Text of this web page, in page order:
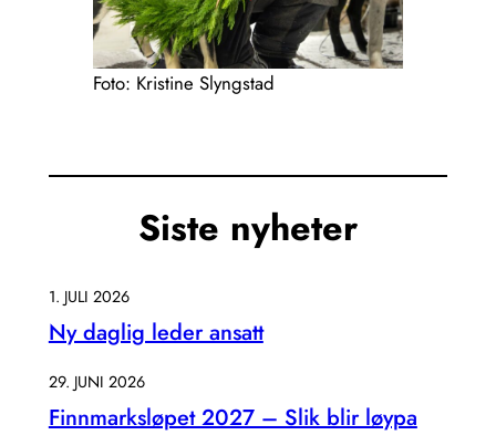
Foto: Kristine Slyngstad
Siste nyheter
1. JULI 2026
Ny daglig leder ansatt
29. JUNI 2026
Finnmarksløpet 2027 – Slik blir løypa